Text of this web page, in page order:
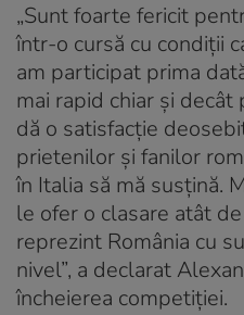
„Sunt foarte fericit
într-o cursă cu condiții
am participat prima
mai rapid chiar și
dă o satisfacție
prietenilor și fanilor
în Italia să mă susțină.
le ofer o clasare atât
reprezint România cu
nivel”, a declarat
încheierea competiției.